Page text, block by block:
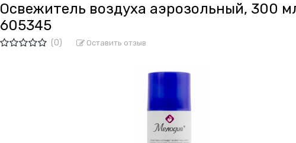
Освежитель воздуха аэрозольный,
605345
(0) Оставить отзыв